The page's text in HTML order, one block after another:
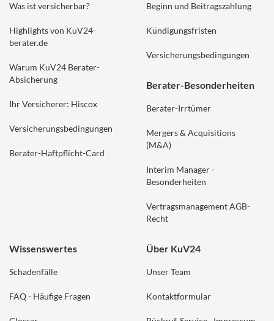
Was ist versicherbar?
Highlights von KuV24-
berater.de
Warum KuV24 Berater-
Absicherung
Ihr Versicherer: Hiscox
Versicherungsbedingungen
Berater-Haftpflicht-Card
Beginn und Beitragszahlung
Kündigungsfristen
Versicherungsbedingungen
Berater-Besonderheiten
Berater-Irrtümer
Mergers & Acquisitions
(M&A)
Interim Manager -
Besonderheiten
Vertragsmanagement AGB-
Recht
Wissenswertes
Schadenfälle
FAQ - Häufige Fragen
Über KuV24
Unser Team
Kontaktformular